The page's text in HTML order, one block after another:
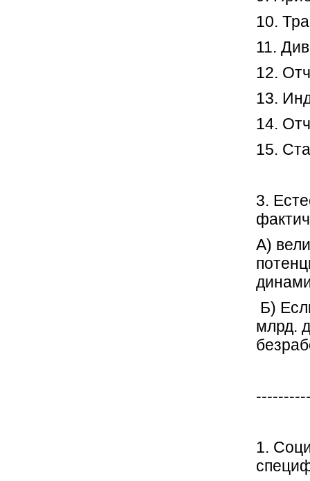
10.
11.
12.
13.
14.
15.
3.
А)
Б)
млрд.
1.